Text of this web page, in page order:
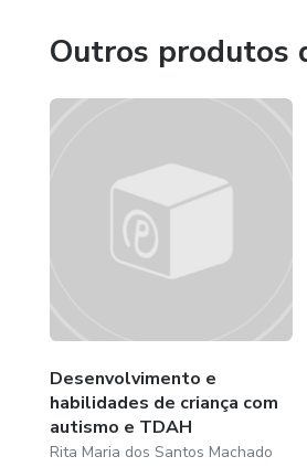
Outros produtos
Desenvolvimento e
habilidades de criança com
autismo e TDAH
Rita Maria dos Santos Machado